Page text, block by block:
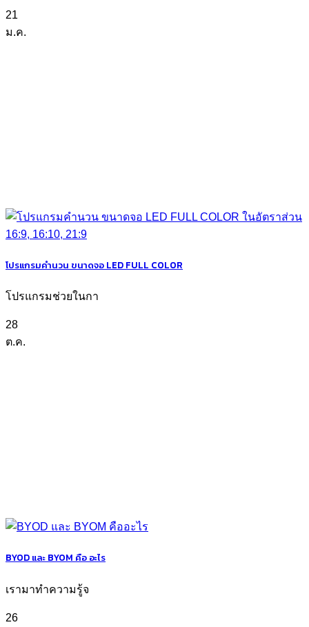
21
ม.ค.
โปรแกรมคำนวน ขนาดจอ LED FULL COLOR
โปรแกรมช่วยในกา
28
ต.ค.
BYOD และ BYOM คือ อะไร
เรามาทำความรู้จ
26